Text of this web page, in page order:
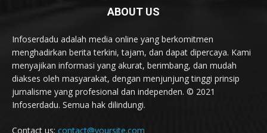
ABOUT US
Infoserdadu adalah media online yang berkomitmen
menghadirkan berita terkini, tajam, dan dapat dipercaya. Kami
menyajikan informasi yang akurat, berimbang, dan mudah
diakses oleh masyarakat, dengan menjunjung tinggi prinsip
jurnalisme yang profesional dan independen. © 2021
Infoserdadu. Semua hak dilindungi.
Contact us: contact@yoursite.com